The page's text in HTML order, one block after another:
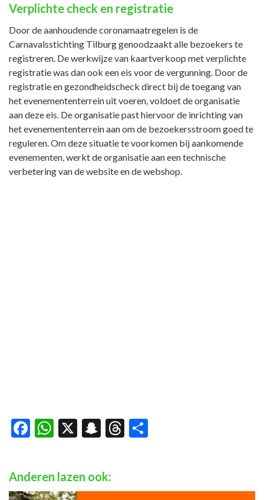
Verplichte check en registratie
Door de aanhoudende coronamaatregelen is de
Carnavalsstichting Tilburg genoodzaakt alle bezoekers te
registreren. De werkwijze van kaartverkoop met verplichte
registratie was dan ook een eis voor de vergunning. Door de
registratie en gezondheidscheck direct bij de toegang van
het evenemententerrein uit voeren, voldoet de organisatie
aan deze eis. De organisatie past hiervoor de inrichting van
het evenemententerrein aan om de bezoekersstroom goed te
reguleren. Om deze situatie te voorkomen bij aankomende
evenementen, werkt de organisatie aan een technische
verbetering van de website en de webshop.
Facebook
WhatsApp
X Snapchat
Threads
Anderen lazen ook: